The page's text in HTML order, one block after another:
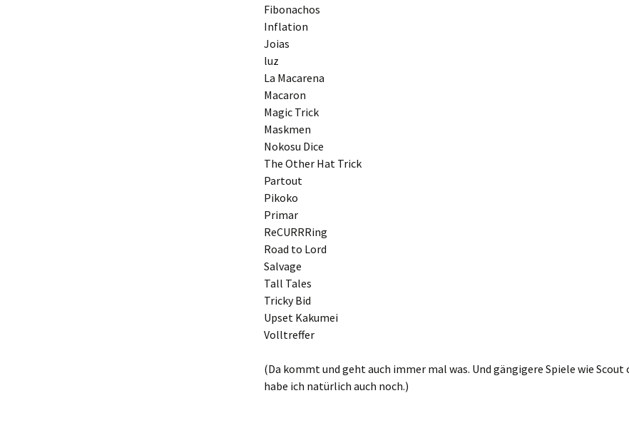
Fibonachos
Inflation
Joias
luz
La Macarena
Macaron
Magic Trick
Maskmen
Nokosu Dice
The Other Hat Trick
Partout
Pikoko
Primar
ReCURRRing
Road to Lord
Salvage
Tall Tales
Tricky Bid
Upset Kakumei
Volltreffer
(Da kommt und geht auch immer mal was. Und gängigere Spiele wie Scout
habe ich natürlich auch noch.)